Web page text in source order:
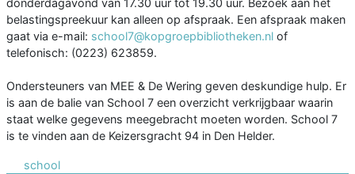
donderdagavond van 17.30 uur tot 19.30 uur. Bezoek aan het
belastingspreekuur kan alleen op afspraak. Een afspraak maken
gaat via e-mail: school7@kopgroepbibliotheken.nl of
telefonisch: (0223) 623859.
Ondersteuners van MEE & De Wering geven deskundige hulp. Er
is aan de balie van School 7 een overzicht verkrijgbaar waarin
staat welke gegevens meegebracht moeten worden. School 7
is te vinden aan de Keizersgracht 94 in Den Helder.
school